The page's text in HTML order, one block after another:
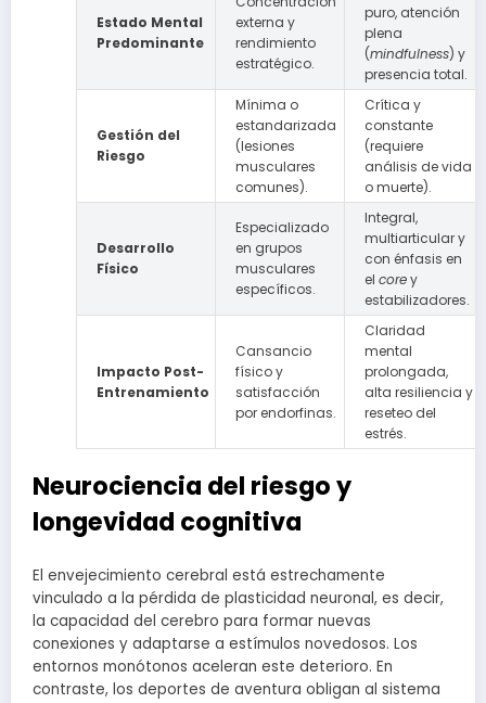
Estado Mental
Predominante
externa y
rendimiento
estratégico.
puro, atención
plena
(mindfulness) y
presencia total.
Gestión del
Riesgo
Mínima o
estandarizada
(lesiones
musculares
comunes).
Crítica y
constante
(requiere
análisis de vida
o muerte).
Desarrollo
Físico
Especializado
en grupos
musculares
específicos.
Integral,
multiarticular y
con énfasis en
el corey
estabilizadores.
Impacto Post-
Entrenamiento
Cansancio
físico y
satisfacción
por endorfinas.
Claridad
mental
prolongada,
alta resiliencia y
reseteo del
estrés.
Neurociencia del riesgo y
longevidad cognitiva
El envejecimiento cerebral está estrechamente
vinculado a la pérdida de plasticidad neuronal, es decir,
la capacidad del cerebro para formar nuevas
conexiones y adaptarse a estímulos novedosos. Los
entornos monótonos aceleran este deterioro. En
contraste, los deportes de aventura obligan al sistema